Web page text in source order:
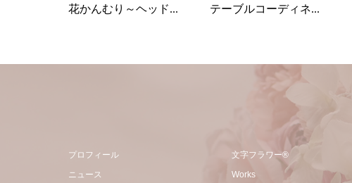
花かんむり～ヘッド...
テーブルコーディネ...
プロフィール
ニュース
文字フラワー®
Works